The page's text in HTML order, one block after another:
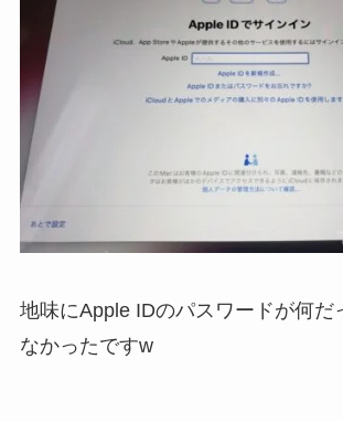
地味にApple IDのパスワードが何だ
なかったですw